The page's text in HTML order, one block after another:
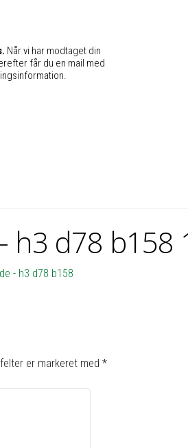
Når vi har modtaget din
får du en mail med
h3 d78 b158
er markeret med *